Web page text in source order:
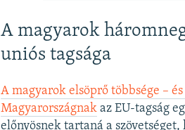
A magyarok
uniós tagsága
A magyarok elsöprő többsége –
Magyarországnak az EU-tagság
előnyösnek tartaná a